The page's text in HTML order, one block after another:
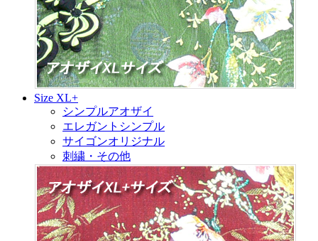
Size XL+
シンプルアオザイ
エレガントシンプル
サイゴンオリジナル
刺繍・その他